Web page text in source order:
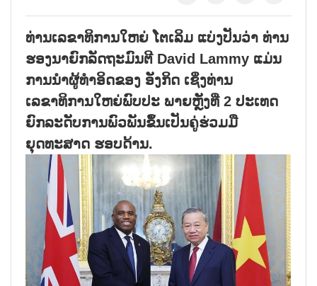
ທ່ານເລຂາທິການໃຫຍ່ ໂຕເລິມ ແບ່ງປັນວ່າ ທ່ານ
ຮອງນາຍົກລັດຖະມົນຕີ David Lammy ແມ່ນ
ການນຳຜູ້ທຳອິດຂອງ ອັງກິດ ເຊິ່ງທ່ານ
ເລຂາທິການໃຫຍ່ພົບປະ ພາຍຫຼັງທີ່ 2 ປະເທດ
ຍົກລະດັບການພົວພັນຂຶ້ນເປັນຄູ່ຮ່ວມມື
ຍຸດທະສາດ ຮອບດ້ານ.